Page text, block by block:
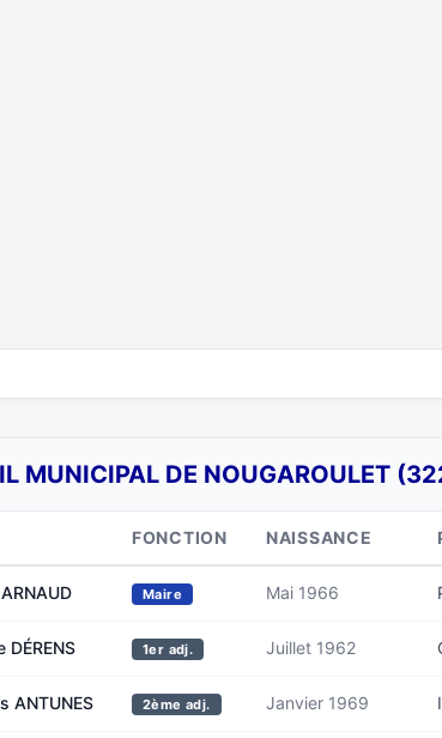
MUNICIPAL DE NOUGAROULET
FONCTION NAISSANCE
Maire Mai 1966
DÉRENS 1er adj. Juillet 1962
ANTUNES 2ème adj. Janvier 1969